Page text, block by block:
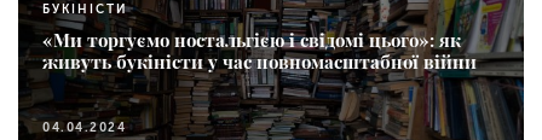
БУКІНІСТИ
«Ми торгуємо ностальгією і свідомі цього»: як
живуть букіністи у час повномасштабної війни
04.04.2024